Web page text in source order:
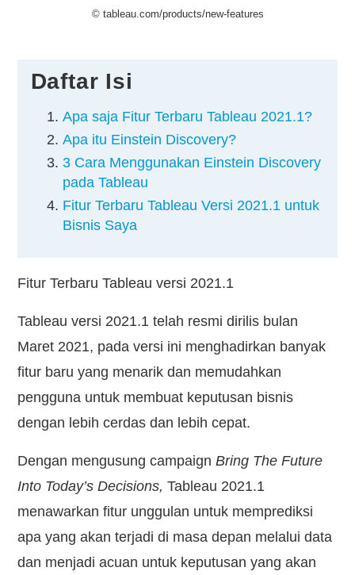
© tableau.com/products/new-features
Daftar Isi
Apa saja Fitur Terbaru Tableau 2021.1?
Apa itu Einstein Discovery?
3 Cara Menggunakan Einstein Discovery
pada Tableau
Fitur Terbaru Tableau Versi 2021.1 untuk
Bisnis Saya
Fitur Terbaru Tableau versi 2021.1
Tableau versi 2021.1 telah resmi dirilis bulan
Maret 2021, pada versi ini menghadirkan banyak
fitur baru yang menarik dan memudahkan
pengguna untuk membuat keputusan bisnis
dengan lebih cerdas dan lebih cepat.
Dengan mengusung campaignBring The Future
Into Today’s Decisions,Tableau 2021.1
menawarkan fitur unggulan untuk memprediksi
apa yang akan terjadi di masa depan melalui data
dan menjadi acuan untuk keputusan yang akan